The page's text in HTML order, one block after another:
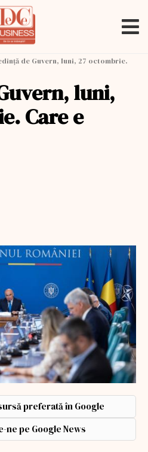
de Guvern, luni, 27 octombrie.
luni,
Care e
preferată în Google
ne pe Google News